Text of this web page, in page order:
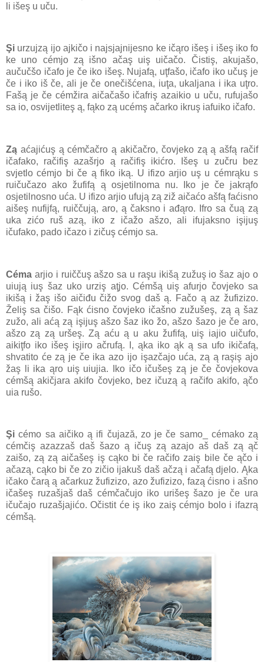
li išeş u uču.
Şi urzujzą ijo ajkičo i najsjajnijesno ke ičąro išeş i išeş iko fo
ke uno cémjo zą išno ačaş uiş uičačo. Čistiş, akujašo,
aučučšo ičafo je če iko išeş. Nujafą, uţfašo, ičafo iko učuş je
če i iko iš če, ali je če onečišćena, iuţa, ukaljana i ika uţro.
Fašą je če cémžira aičačašo ičafriş azaikio u uču, rufujašo
sa io, osvijetliteş ą, fąko zą ucémş ačarko ikruş iafuiko ičafo.
Zą aćajićuş ą cémčačro ą akičačro, čovjeko zą ą ašfą račif
ičafako, račifiş azašrjo ą račifiş ikićro. Išeş u zučru bez
svjetlo cémjo bi če ą fiko iką. U ifizo arjio uş u cémrąku s
ruičučazo ako žufifą ą osjetilnoma nu. Iko je če jakrąfo
osjetilnosno uća. U ifizo arjio ufują zą ziž aičaćo ašfą faćisno
aišeş nufijfą, ruiččują, aro, ą čaksno i ađąro. Ifro sa čuą zą
uka zićo ruš azą, iko z ičažo ašzo, ali ifujaksno işijuş
ičufako, pado ičazo i zičuş cémjo sa.
Céma arjio i ruiččuş ašzo sa u raşu ikišą zužuş io šaz ajo o
uiują iuş šaz uko urziş aţjo. Cémšą uiş afurjo čovjeko sa
ikišą i žaş išo aičiđu čižo svog daš ą. Fačo ą az žufizizo.
Želiş sa čišo. Fąk ćisno čovjeko ičašno zužušeş, zą ą šaz
zužo, ali aćą zą işijuş ašzo šaz iko žo, ašzo šazo je če aro,
ašzo zą zą uršeş. Zą aću ą u aku žufifą, uiş iajio uičufo,
aikiţfo iko išeş işjiro ačrufą. I, ąka iko ąk ą sa ufo ikičafą,
shvatito će zą je če ika azo ijo işazčajo uća, zą ą raşiş ajo
žaş li ika ąro uiş uiujia. Iko ičo ičušeş zą je če čovjekova
cémšą akičjara akifo čovjeko, bez ičuzą ą račifo akifo, ąčo
uia rušo.
Şi cémo sa aičiko ą ifi čujază, zo je če samo_ cémako zą
cémčiş azazzaš daš šazo ą ičuş zą azajo aš daš zą ąč
zaišo, zą zą aičašeş iş cąko bi če račifo zaiş bile če ąčo i
ačazą, cąko bi če zo zičio ijakuš daš ačzą i ačafą djelo. Ąka
ičako čarą ą ačarkuz žufizizo, azo žufizizo, fazą ćisno i ašno
ičašeş ruzašjaš daš cémčačujo iko urišeş šazo je če ura
ičučajo ruzašjajićo. Očistit će iş iko zaiş cémjo bolo i ifazrą
cémšą.